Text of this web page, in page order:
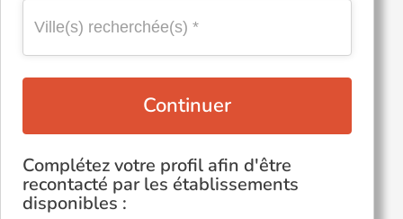
Continuer
Complétez votre profil afin d'être
recontacté par les établissements
disponibles :